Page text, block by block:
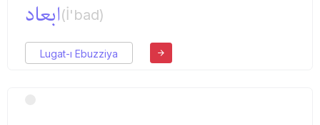
ابعاد(İ'bad)
Lugat-ı Ebuzziya